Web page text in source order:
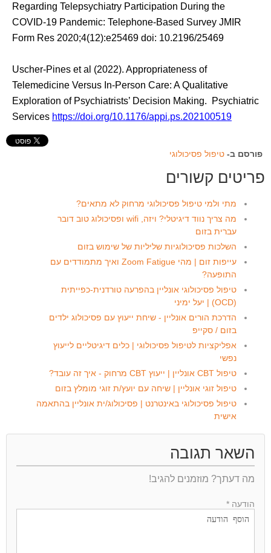
Regarding Telepsychiatry Participation During the
COVID-19 Pandemic: Telephone-Based Survey JMIR
Form Res 2020;4(12):e25469 doi: 10.2196/25469
Uscher-Pines et al (2022). Appropriateness of
Telemedicine Versus In-Person Care: A Qualitative
Exploration of Psychiatrists’ Decision Making. Psychiatric
Services https://doi.org/10.1176/appi.ps.202100519
פורסם ב- טיפול פסיכולוגי
פריטים קשורים
מתי ולמי טיפול פסיכולוגי מרחוק לא מתאים?
מה צריך נווד דיגיטלי? ויזה, wifi ופסיכולוג טוב דובר
עברית בזום
השלכות פסיכולוגיות שליליות של שימוש בזום
עייפות זום | מהי Zoom Fatigue ואיך מתמודדים עם
התופעה?
טיפול פסיכולוגי אונליין בהפרעה טורדנית-כפייתית
(OCD) | יעל ימיני
הדרכת הורים אונליין - שיחת ייעוץ עם פסיכולוג ילדים
בזום / סקייפ
אפליקציות לטיפול פסיכולוגי | כלים דיגיטליים לייעוץ
נפשי
טיפול CBT אונליין | ייעוץ CBT מרחוק - איך זה עובד?
טיפול זוגי אונליין | שיחה עם יועץ/ת זוגי מומלץ בזום
טיפול פסיכולוגי באינטרנט | פסיכולוג/ית אונליין בהתאמה
אישית
השאר תגובה
מה דעתך? מוזמנים להגיב!
הודעה *